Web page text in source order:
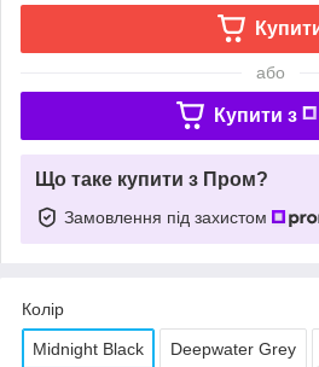
або
Купити з
Що таке купити з Пром?
Замовлення під захистом
Колір
Midnight Black Deepwater Grey